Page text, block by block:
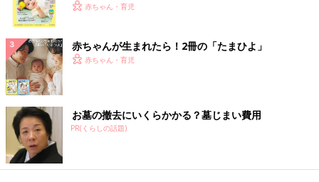
これ使って！3coins_junkoさんオススメグッズ
インスタグラムで、3COINSの情報を発信する、3coins_junkoさ
んに子育て世帯向けにおすすめの収納や家事ラクアイテムを教え
てもらいました。
「購入された後、みなさんが日頃の生活の中でどのように
3COINSの商品を使用しているのかお伺いできる機会があまりな
いので、貴重なお話を聞けてうれしいです！私自身
いるため、皆さんが愛用されている商品もとても参考になり、欲
しくなってしまうほどです！
く！ おっぱい・ミルクの基本と夏のトラブル 解決テ
赤ちゃん・育児
赤ちゃんが生まれたら！2冊の「たまひよ」
赤ちゃん・育児
お墓の撤去にいくらかかる？墓じまい費用
PR(くらしの話題)